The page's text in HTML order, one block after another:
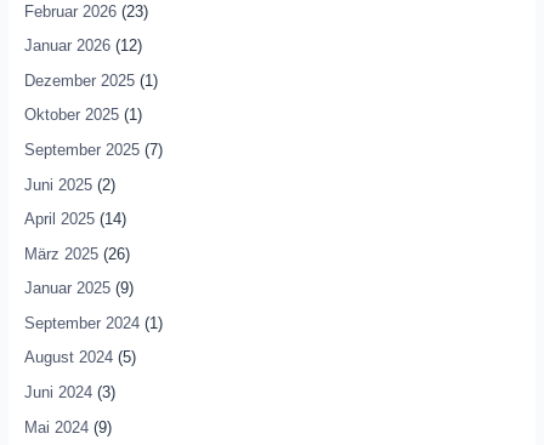
Februar 2026(23)
Januar 2026(12)
Dezember 2025(1)
Oktober 2025(1)
September 2025(7)
Juni 2025(2)
April 2025(14)
März 2025(26)
Januar 2025(9)
September 2024(1)
August 2024(5)
Juni 2024(3)
Mai 2024(9)